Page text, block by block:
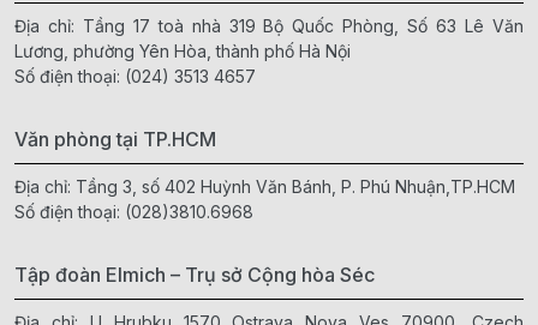
Địa chỉ: Tầng 17 toà nhà 319 Bộ Quốc Phòng, Số 63 Lê Văn
Lương, phường Yên Hòa, thành phố Hà Nội
Số điện thoại: (024) 3513 4657
Văn phòng tại TP.HCM
Địa chỉ: Tầng 3, số 402 Huỳnh Văn Bánh, P. Phú Nhuận,TP.HCM
Số điện thoại: (028)3810.6968
Tập đoàn Elmich – Trụ sở Cộng hòa Séc